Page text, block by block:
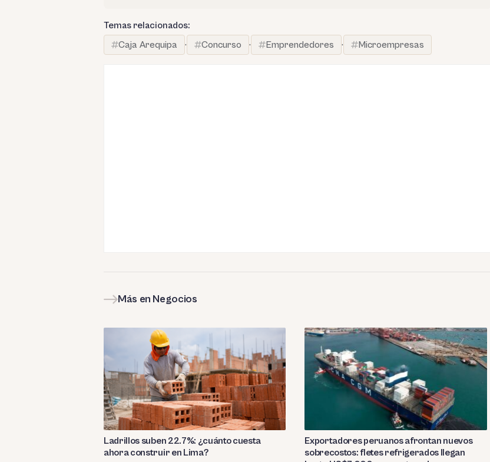
Temas relacionados:
Caja Arequipa
· Concurso · Emprendedores · Microempresas
Más en Negocios
Ladrillos suben 22.7%: ¿cuánto cuesta
ahora construir en Lima?
Exportadores peruanos afrontan nuevos
sobrecostos: fletes refrigerados llegan